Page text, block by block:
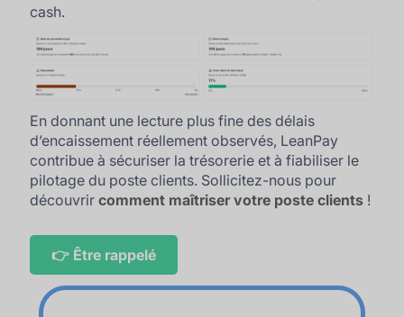
cash.
En donnant une lecture plus fine des délais
d’encaissement réellement observés, LeanPay
contribue à sécuriser la trésorerie et à fiabiliser le
pilotage du poste clients. Sollicitez-nous pour
découvrircomment maîtriser votre poste clients !
👉 Être rappelé